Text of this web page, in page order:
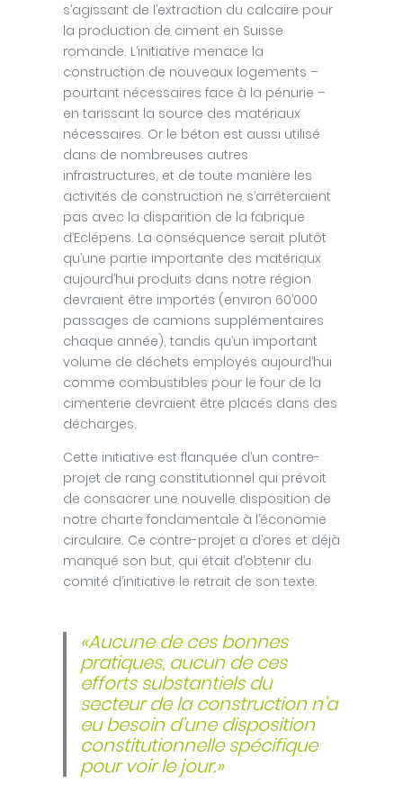
s’agissant de l’extraction du calcaire pour
la production de ciment en Suisse
romande. L’initiative menace la
construction de nouveaux logements –
pourtant nécessaires face à la pénurie –
en tarissant la source des matériaux
nécessaires. Or le béton est aussi utilisé
dans de nombreuses autres
infrastructures, et de toute manière les
activités de construction ne s’arrêteraient
pas avec la disparition de la fabrique
d’Eclépens. La conséquence serait plutôt
qu’une partie importante des matériaux
aujourd’hui produits dans notre région
devraient être importés (environ 60’000
passages de camions supplémentaires
chaque année), tandis qu’un important
volume de déchets employés aujourd’hui
comme combustibles pour le four de la
cimenterie devraient être placés dans des
décharges.
Cette initiative est flanquée d’un contre-
projet de rang constitutionnel qui prévoit
de consacrer une nouvelle disposition de
notre charte fondamentale à l’économie
circulaire. Ce contre-projet a d’ores et déjà
manqué son but, qui était d’obtenir du
comité d’initiative le retrait de son texte.
«Aucune de ces bonnes
pratiques, aucun de ces
efforts substantiels du
secteur de la construction n’a
eu besoin d’une disposition
constitutionnelle spécifique
pour voir le jour.»